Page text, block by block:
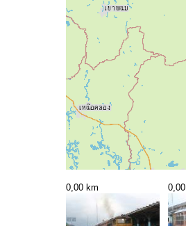
0,00 km